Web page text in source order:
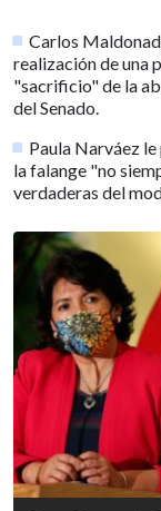
Carlos
realización de una
"sacrificio" de la
del Senado.
Paula Narváez
la falange "no
verdaderas del